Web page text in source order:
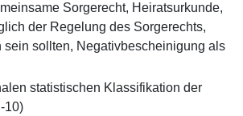
Sorgerecht, Heiratsurkunde,
der Regelung des Sorgerechts,
sollten, Negativbescheinigung als
statistischen Klassifikation der
10)